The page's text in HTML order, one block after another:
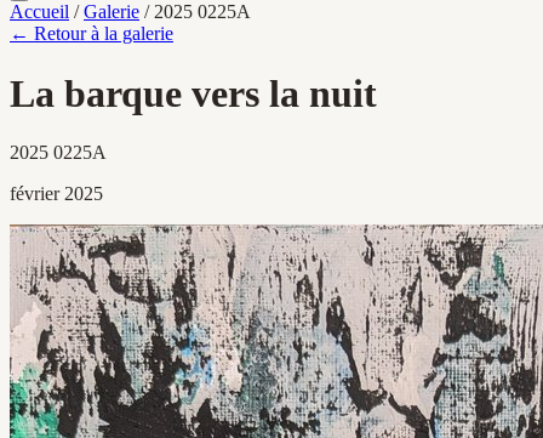
Accueil / Galerie / 2025 0225A
← Retour à la galerie
La barque vers la nuit
2025 0225A
février 2025